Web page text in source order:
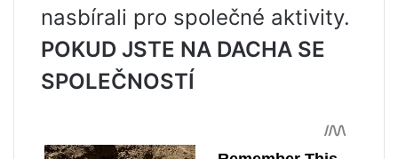
nasbírali pro společné aktivity.
POKUD JSTE NA DACHA SE
SPOLEČNOSTÍ